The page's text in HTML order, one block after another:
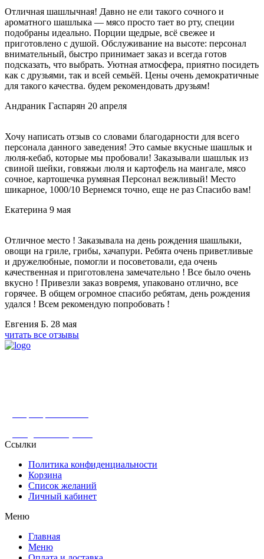
Отличная шашлычная! Давно не ели такого сочного и
ароматного шашлыка — мясо просто тает во рту, специи
подобраны идеально. Порции щедрые, всё свежее и
приготовлено с душой. Обслуживание на высоте: персонал
внимательный, быстро принимает заказ и всегда готов
подсказать, что выбрать. Уютная атмосфера, приятно посидеть
как с друзьями, так и всей семьёй. Цены очень демократичные
для такого качества. будем рекомендовать друзьям!
Андраник Гаспарян 20 апреля
Хочу написать отзыв со словами благодарности для всего
персонала данного заведения! Это самые вкусные шашлык и
люля-кебаб, которые мы пробовали! Заказывали шашлык из
свиной шейки, говяжьи люля и картофель на мангале, мясо
сочное, картошечка румяная Персонал вежливый! Место
шикарное, 1000/10 Вернемся точно, еще не раз Спасибо вам!
Екатерина 9 мая
Отличное место ! Заказывала на день рождения шашлыки,
овощи на гриле, грибы, хачапури. Ребята очень приветливые
и дружелюбные, помогли и посоветовали, еда очень
качественная и приготовлена замечательно ! Все было очень
вкусно ! Привезли заказ вовремя, упаковано отлично, все
горячее. В общем огромное спасибо ребятам, день рождения
удался ! Всем рекомендую попробовать !
Евгения Б. 28 мая
читать все отзывы
Ссылки
Политика конфиденциальности
Корзина
Список желаний
Личный кабинет
Меню
Главная
Меню